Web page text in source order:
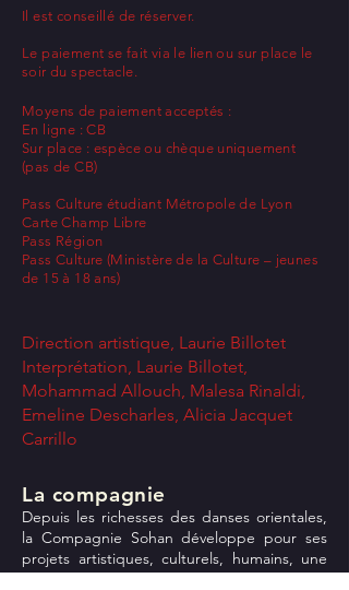
Il est conseillé de réserver.
Le paiement se fait via le lien ou sur place le
soir du spectacle.
Moyens de paiement acceptés :
En ligne : CB
Sur place : espèce ou chèque uniquement
(pas de CB)
Pass Culture étudiant Métropole de Lyon
Carte Champ Libre
Pass Région
Pass Culture(Ministère de la Culture – jeunes
de 15 à 18 ans)
Direction artistique, Laurie Billotet
Interprétation, Laurie Billotet,
Mohammad Allouch, Malesa Rinaldi,
Emeline Descharles, Alicia Jacquet
Carrillo
La compagnie
Depuis les richesses des danses orientales,
la Compagnie Sohan développe pour ses
projets artistiques, culturels, humains, une
approche qui rend hommage à ces